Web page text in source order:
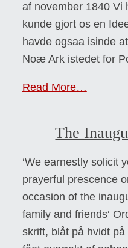
af november 1840 Vi
kunde gjort os en
havde ogsaa isinde
Noæ Ark istedet for
Read More…
The
‘We earnestly solicit
prayerful prescence
occasion of the
family and friends‘
skrift, blåt på hvidt